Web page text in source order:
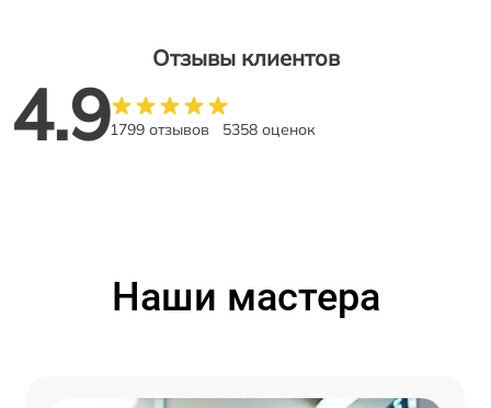
Отзывы клиентов
4.91799 отзывов 5358 оценок
Наши мастера